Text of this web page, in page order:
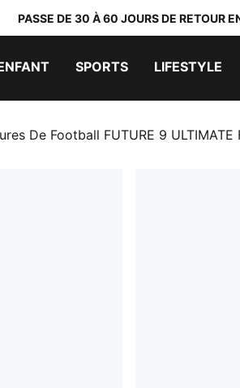
PASSE DE 30 À 60 JOURS DE RETOUR
SPORTS LIFESTYLE
De Football FUTURE 9 ULTIMATE